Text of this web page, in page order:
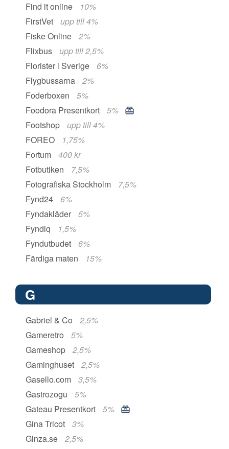
Find it online
10%
FirstVet
upp till 4%
Fiske Online
2%
Flixbus
upp till 2,5%
Florister i Sverige
6%
Flygbussarna
2%
Foderboxen
5%
Foodora Presentkort
5%
Footshop
upp till 4%
FOREO
1,75%
Fortum
400 kr
Fotbutiken
7,5%
Fotografiska Stockholm
7,5%
Fynd24
6%
Fyndakläder
5%
Fyndiq
1,5%
Fyndutbudet
6%
Färdiga maten
15%
G
Gabriel & Co
2,5%
Gameretro
5%
Gameshop
2,5%
Gaminghuset
2,5%
Gasello.com
3,5%
Gastrozogu
5%
Gateau Presentkort
5%
Gina Tricot
3%
Ginza.se
2,5%